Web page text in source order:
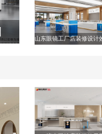
山东眼镜工厂店装修设计